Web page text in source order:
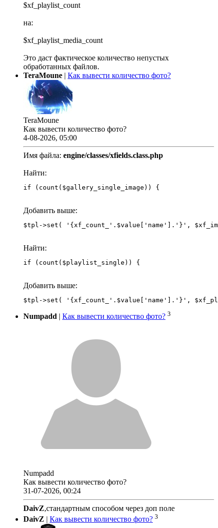
$xf_playlist_count
на:
$xf_playlist_media_count
Это даст фактическое количество непустых
обработанных файлов.
TeraMoune | Как вывести количество фото?
TeraMoune
Как вывести количество фото?
4-08-2026, 05:00
Имя файла: engine/classes/xfields.class.php
Найти:
if (count($gallery_single_image)) {
Добавить выше:
Найти:
if (count($playlist_single)) {
Добавить выше:
Numpadd | Как вывести количество фото? 3
Numpadd
Как вывести количество фото?
31-07-2026, 00:24
DaivZ,стандартным способом через доп поле
DaivZ | Как вывести количество фото? 3